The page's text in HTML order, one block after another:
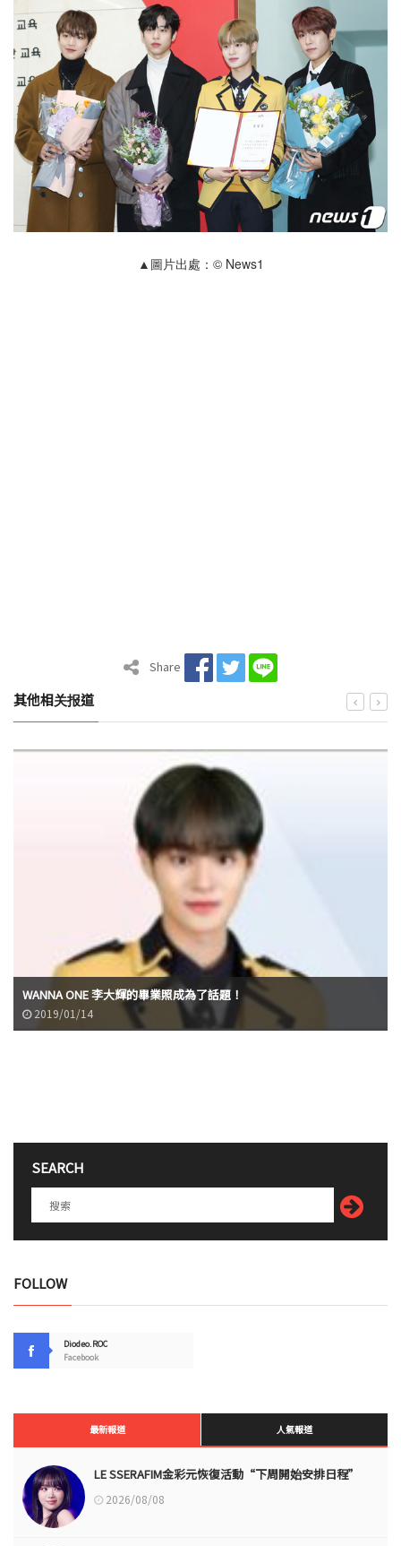
▲圖片出處：© News1
Share
其他相关报道
WANNA ONE 李大輝的畢業照成為了話題！
2019/01/14
SEARCH
FOLLOW
Diodeo.ROC
Facebook
最新報道 人氣報道
LE SSERAFIM金彩元恢復活動“下周開始安排日程”
2026/08/08